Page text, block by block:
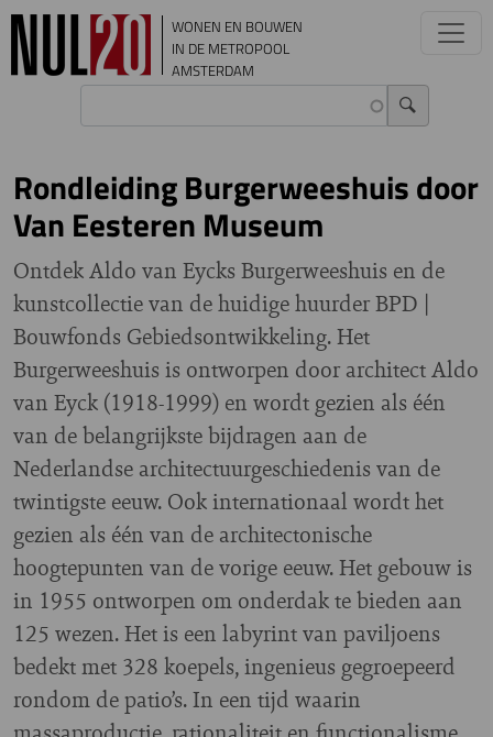
Overslaan en naar de inhoud gaan
WONEN EN BOUWEN
IN DE METROPOOL
AMSTERDAM
Rondleiding Burgerweeshuis door
Van Eesteren Museum
Ontdek Aldo van Eycks Burgerweeshuis en de
kunstcollectie van de huidige huurder BPD |
Bouwfonds Gebiedsontwikkeling. Het
Burgerweeshuis is ontworpen door architect Aldo
van Eyck (1918-1999) en wordt gezien als één
van de belangrijkste bijdragen aan de
Nederlandse architectuurgeschiedenis van de
twintigste eeuw. Ook internationaal wordt het
gezien als één van de architectonische
hoogtepunten van de vorige eeuw. Het gebouw is
in 1955 ontworpen om onderdak te bieden aan
125 wezen. Het is een labyrint van paviljoens
bedekt met 328 koepels, ingenieus gegroepeerd
rondom de patio’s. In een tijd waarin